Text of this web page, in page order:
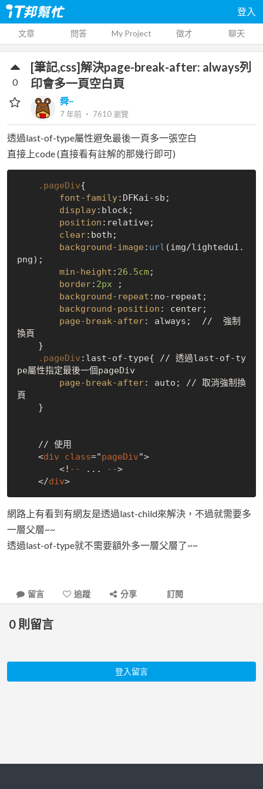
登入
文章 問答 My Project 徵才 聊天
[筆記,css]解決page-break-after: always列
印會多一頁空白頁
舜~
7 年前 ‧ 7610瀏覽
0
透過last-of-type屬性避免最後一頁多一張空白
直接上code (直接看有註解的那幾行即可)
.pageDiv{
font-family:DFKai-sb;
display:block;
position :relative;
clear:both;
background-image : url (img/lightedu1.
png);
min-height : 26.5cm;
border: 2px ;
background-repeat :no-repeat;
background-position : center;
page-break-after: always;  //  強制
換頁
}
.pageDiv :last-of-type{ // 透過last-of-ty
pe屬性指定最後一個pageDiv
page-break-after: auto; // 取消強制換
頁
}
    <
div class="pageDiv">
        <!
-- ... -->
    </
div >
網路上有看到有網友是透過last-child來解決，不過就需要多
一層父層~~
透過last-of-type就不需要額外多一層父層了~~
留言 追蹤 分享 訂閱
0 則留言
登入留言